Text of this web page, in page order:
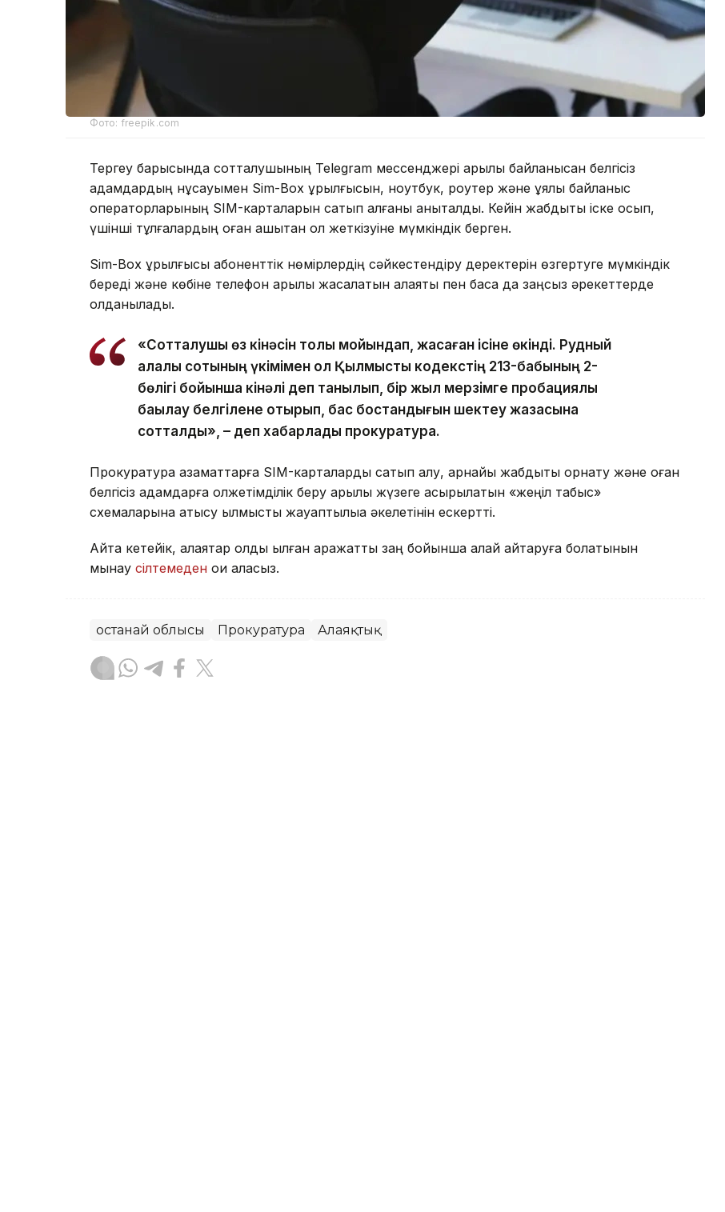
Фото: freepik.com
Тергеу барысында сотталушының Telegram мессенджері арқылы байланысқан белгісіз
адамдардың нұсқауымен Sim-Box құрылғысын, ноутбук, роутер және ұялы байланыс
операторларының SIM-карталарын сатып алғаны анықталды. Кейін жабдықты іске қосып,
үшінші тұлғалардың оған қашықтан қол жеткізуіне мүмкіндік берген.
Sim-Box құрылғысы абоненттік нөмірлердің сәйкестендіру деректерін өзгертуге мүмкіндік
береді және көбіне телефон арқылы жасалатын алаяқтық пен басқа да заңсыз әрекеттерде
қолданылады.
«Сотталушы өз кінәсін толық мойындап, жасаған ісіне өкінді. Рудный
қалалық сотының үкімімен ол Қылмыстық кодекстің 213-бабының 2-
бөлігі бойынша кінәлі деп танылып, бір жыл мерзімге пробациялық
бақылау белгілене отырып, бас бостандығын шектеу жазасына
сотталды», – деп хабарлады прокуратура.
Прокуратура азаматтарға SIM-карталарды сатып алу, арнайы жабдықты орнату және оған
белгісіз адамдарға қолжетімділік беру арқылы жүзеге асырылатын «жеңіл табыс»
схемаларына қатысу қылмыстық жауаптылыққа әкелетінін ескертті.
Айта кетейік, алаяқтар қолды қылған қаражатты заң бойынша қалай қайтаруға болатынын
мынау сілтемеден оқи аласыз.
Қостанай облысы Прокуратура Алаяқтық